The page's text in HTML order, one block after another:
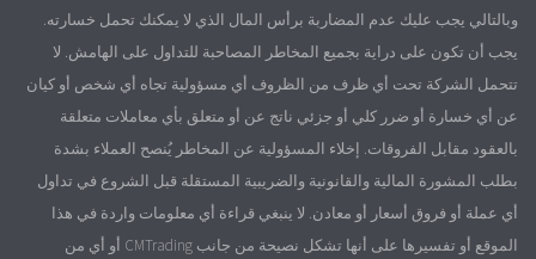
وبالتالي يجب عليك عدم المضاربة برأس المال الذي لا يمكنك تحمل خسارته.
يجب أن تكون على دراية بجميع المخاطر المصاحبة للتداول على الهامش. لا
تتحمل الشركة تحت أي ظرف من الظروف أي مسؤولية تجاه أي شخص أو كيان
عن أي خسارة أو ضرر كلي أو جزئي ناتج عن أو متعلق بأي معاملات متعلقة
بالعقود مقابل الفروقات. إخلاء المسؤولية عن المخاطر يُنصح العملاء بشدة
بطلب المشورة المالية والقانونية والضريبية المستقلة قبل الشروع في تداول
أي عملة أو فروق أسعار أو معادن. لا ينبغي قراءة أي معلومات واردة في هذا
الموقع أو تفسيرها على أنها تشكل نصيحة من جانب CMTrading أو أي من